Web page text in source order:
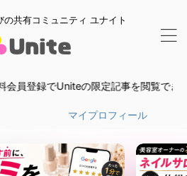
の共有コミュニティ ユナイト
録でUniteの限定記事を閲覧できます。
マイプロフィール